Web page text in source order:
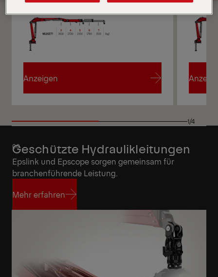
Highlights Angebot anfordern
Anzeigen
1/4
Geschützte Hydraulikleitungen
Epslink und Epscope sorgen gemeinsam für
branchenführende Leistung.
Mehr erfahren